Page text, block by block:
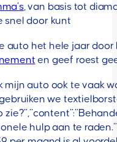
, van basis tot
snel door kunt
auto het hele jaar
en geef roest
mijn auto ook te
we
hulp aan te